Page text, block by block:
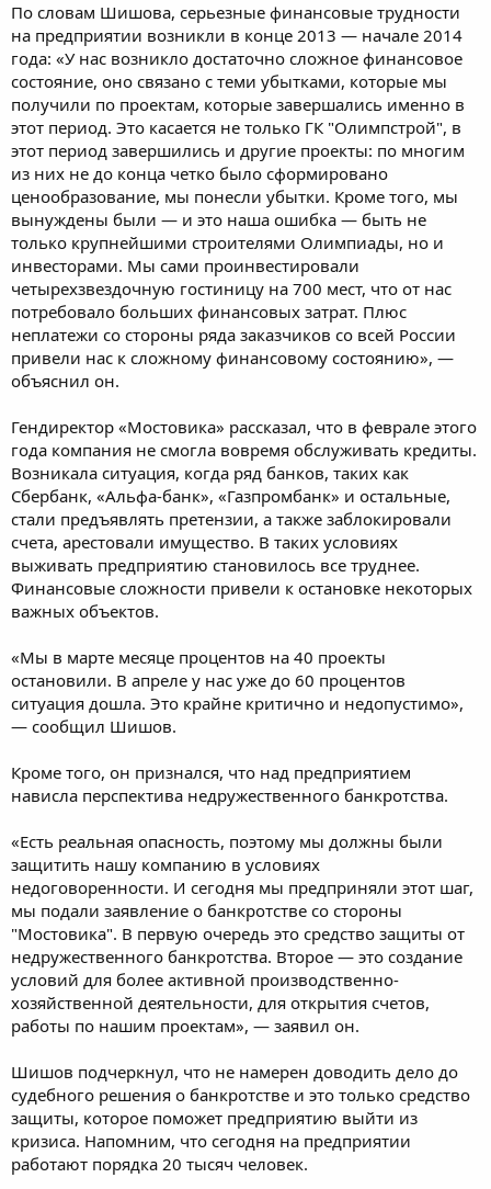
По словам Шишова, серьезные финансовые трудности
на предприятии возникли в конце 2013 — начале 2014
года: «У нас возникло достаточно сложное финансовое
состояние, оно связано с теми убытками, которые мы
получили по проектам, которые завершались именно в
этот период. Это касается не только ГК "Олимпстрой", в
этот период завершились и другие проекты: по многим
из них не до конца четко было сформировано
ценообразование, мы понесли убытки. Кроме того, мы
вынуждены были — и это наша ошибка — быть не
только крупнейшими строителями Олимпиады, но и
инвесторами. Мы сами проинвестировали
четырехзвездочную гостиницу на 700 мест, что от нас
потребовало больших финансовых затрат. Плюс
неплатежи со стороны ряда заказчиков со всей России
привели нас к сложному финансовому состоянию», —
объяснил он.
Гендиректор «Мостовика» рассказал, что в феврале этого
года компания не смогла вовремя обслуживать кредиты.
Возникала ситуация, когда ряд банков, таких как
Сбербанк, «Альфа-банк», «Газпромбанк» и остальные,
стали предъявлять претензии, а также заблокировали
счета, арестовали имущество. В таких условиях
выживать предприятию становилось все труднее.
Финансовые сложности привели к остановке некоторых
важных объектов.
«Мы в марте месяце процентов на 40 проекты
остановили. В апреле у нас уже до 60 процентов
ситуация дошла. Это крайне критично и недопустимо»,
— сообщил Шишов.
Кроме того, он признался, что над предприятием
нависла перспектива недружественного банкротства.
«Есть реальная опасность, поэтому мы должны были
защитить нашу компанию в условиях
недоговоренности. И сегодня мы предприняли этот шаг,
мы подали заявление о банкротстве со стороны
"Мостовика". В первую очередь это средство защиты от
недружественного банкротства. Второе — это создание
условий для более активной производственно-
хозяйственной деятельности, для открытия счетов,
работы по нашим проектам», — заявил он.
Шишов подчеркнул, что не намерен доводить дело до
судебного решения о банкротстве и это только средство
защиты, которое поможет предприятию выйти из
кризиса. Напомним, что сегодня на предприятии
работают порядка 20 тысяч человек.